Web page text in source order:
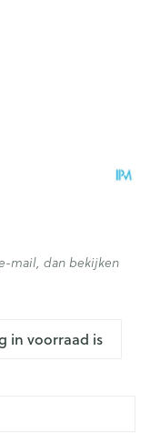
in voorraad is
mail, dan bekijken